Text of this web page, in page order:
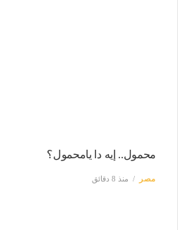
محمول.. إيه دا يامحمول؟
مصر منذ 8 دقائق